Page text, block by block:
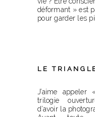
déformant » est
pour garder les
LE
J’aime
trilogie
d’avoir la